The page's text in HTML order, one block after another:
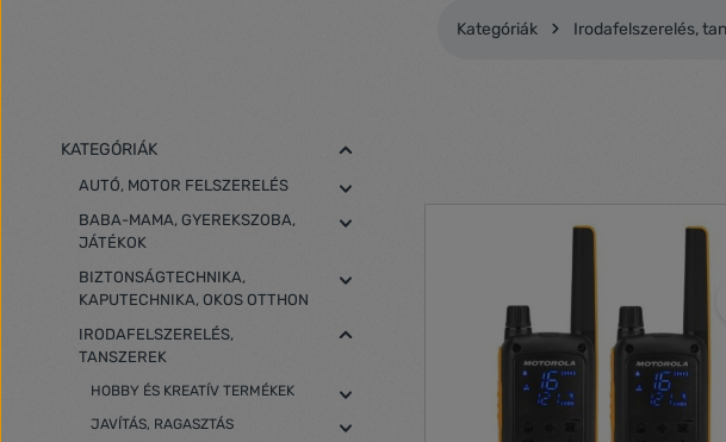
Kategóriák Irodafelszerelés,
KATEGÓRIÁK
AUTÓ, MOTOR FELSZERELÉS
BABA-MAMA, GYEREKSZOBA,
JÁTÉKOK
BIZTONSÁGTECHNIKA,
KAPUTECHNIKA, OKOS OTTHON
IRODAFELSZERELÉS,
TANSZEREK
HOBBY ÉS KREATÍV TERMÉKEK
JAVÍTÁS, RAGASZTÁS